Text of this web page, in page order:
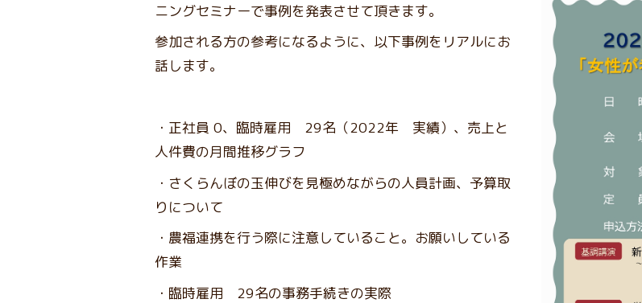
ニングセミナーで事例を発表させて頂きます。
参加される方の参考になるように、以下事例をリアルにお
話します。
・正社員 0、臨時雇用 29名（2022年 実績）、売上と
人件費の月間推移グラフ
・さくらんぼの玉伸びを見極めながらの人員計画、予算取
りについて
・農福連携を行う際に注意していること。お願いしている
作業
・臨時雇用 29名の事務手続きの実際